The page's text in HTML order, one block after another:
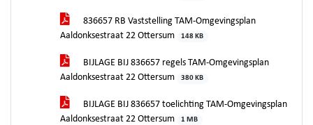
836657 RB Vaststelling TAM-Omgevingsplan
Aaldonksestraat 22 Ottersum
148 KB
BIJLAGE BIJ 836657 regels TAM-Omgevingsplan
Aaldonksestraat 22 Ottersum
380 KB
BIJLAGE BIJ 836657 toelichting TAM-Omgevingsplan
Aaldonksestraat 22 Ottersum
1 MB